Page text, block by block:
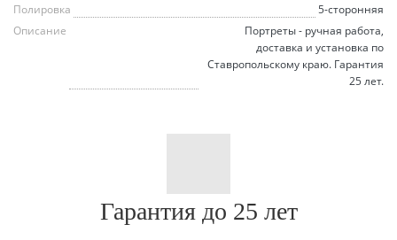
Полировка
5-сторонняя
Описание
Портреты - ручная работа,
доставка и установка по
Ставропольскому краю. Гарантия
25 лет.
Гарантия до 25 лет